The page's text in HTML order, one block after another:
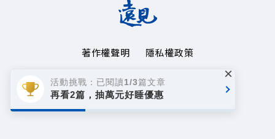
著作權聲明
隱私權政策
Copyright© 1999~2026
遠見天下文化事業群. All rights reserved.
活動挑戰：已閱讀1/3篇文章
再看2篇，抽萬元好睡優惠
×